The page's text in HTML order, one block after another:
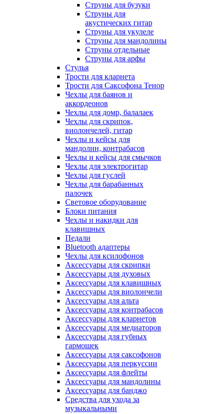
Струны для бузуки
Струны для
акустических гитар
Струны для укулеле
Струны для мандолины
Струны отдельные
Струны для арфы
Стулья
Трости для кларнета
Трости для Саксофона Тенор
Чехлы для баянов и
аккордеонов
Чехлы для домр, балалаек
Чехлы для скрипок,
виолончелей, гитар
Чехлы и кейсы для
мандолин, контрабасов
Чехлы и кейсы для смычков
Чехлы для электрогитар
Чехлы для гуслей
Чехлы для барабанных
палочек
Световое оборудование
Блоки питания
Чехлы и накидки для
клавишных
Педали
Bluetooth адаптеры
Чехлы для ксилофонов
Аксессуары для скрипки
Аксессуары для духовых
Аксессуары для клавишных
Аксессуары для виолончели
Аксессуары для альта
Аксессуары для контрабасов
Аксессуары для кларнетов
Аксессуары для медиаторов
Аксессуары для губных
гармошек
Аксессуары для саксофонов
Аксессуары для перкуссии
Аксессуары для флейты
Аксессуары для мандолины
Аксессуары для банджо
Средства для ухода за
музыкальными